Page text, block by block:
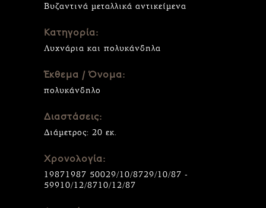
Βυζαντινά μεταλλικά αντικείμενα
Κατηγορία:
Λυχνάρια και πολυκάνδηλα
Έκθεμα / Όνομα:
πολυκάνδηλο
Διαστάσεις:
Διάμετρος: 20 εκ.
Χρονολογία:
19871987 50029/10/8729/10/87 -
59910/12/8710/12/87